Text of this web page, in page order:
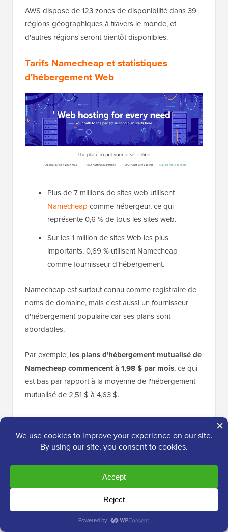
AWS dispose de 123 zones de disponibilité dans 39
régions géographiques à travers le monde, et
d'autres régions seront bientôt disponibles.
Tarifs Namecheap et statistiques
d'hébergement Web
Plus de 7 millions de sites web utilisent
Namecheap comme hébergeur, ce qui
représente 0,6 % de tous les sites web.
Sur les 1 million de sites Web les plus
importants, 0,69 % utilisent Namecheap
comme fournisseur d'hébergement.
Namecheap est surtout connu comme registraire de
noms de domaine, mais c'est aussi un fournisseur
d'hébergement populaire car ses plans sont
abordables.
Par exemple, les plans d'hébergement mutualisé de
Namecheap commencent à 1,98 $ par mois, ce qui
est bas par rapport à la moyenne de l'hébergement
mutualisé de 2,51 $ à 4,63 $.
Comme nous l'avons déjà vu, Namecheap est
également le deuxième bureau d'enregistrement de
domaines le plus populaire. Cela fait de Namecheap
qui souhaitent acheter leur domaine et leur
hébergement auprès de la même entreprise.
Part de marché de l'hébergement Web